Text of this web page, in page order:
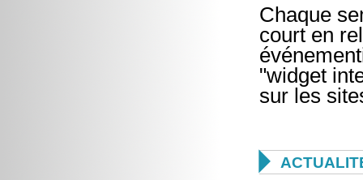
Chaque
court en
"widget
sur les
